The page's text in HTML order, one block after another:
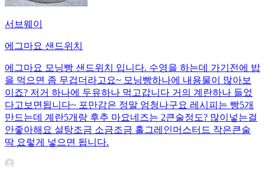
서브웨이
에그마요 샌드위치
에그마요 모닝빵 샌드위치 입니다. 수영을 하는데 가기전에 밥
을 먹으면 좀 무겁더라고요~ 모닝빵하나에 내용물이 많아보
이죠? 저거 하나에 두유하나 먹고갑니다 거의 계란하나 들었
다고보면됩니다~ 포만감은 정말 엄청나구요 레시피는 빵5개
만드는데 계란5개랑 후추 마요네즈는 2큰술정도? 많이넣는걸
안좋아해요 설탕조금 소금조금 홀그레인머스터드 작은큰술
딱 요렇게 넣으면 됩니다.